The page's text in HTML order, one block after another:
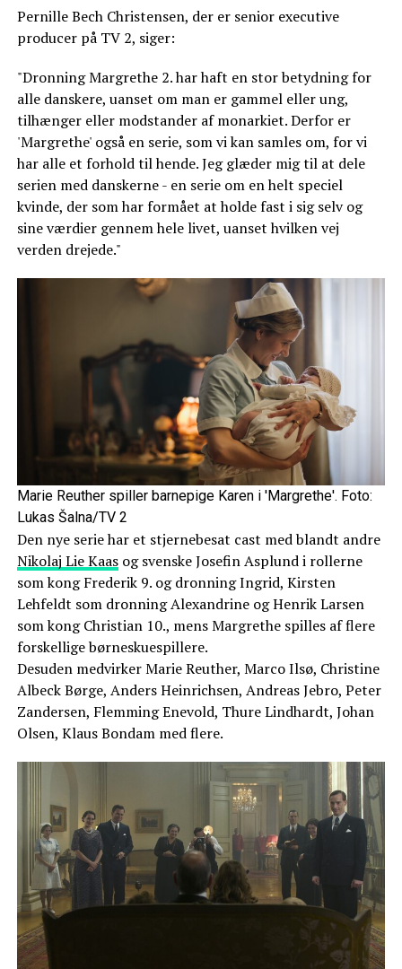
Pernille Bech Christensen, der er senior executive
producer på TV 2, siger:
"Dronning Margrethe 2. har haft en stor betydning for
alle danskere, uanset om man er gammel eller ung,
tilhænger eller modstander af monarkiet. Derfor er
'Margrethe' også en serie, som vi kan samles om, for vi
har alle et forhold til hende. Jeg glæder mig til at dele
serien med danskerne - en serie om en helt speciel
kvinde, der som har formået at holde fast i sig selv og
sine værdier gennem hele livet, uanset hvilken vej
verden drejede."
Marie Reuther spiller barnepige Karen i 'Margrethe'. Foto:
Lukas Šalna/TV 2
Den nye serie har et stjernebesat cast med blandt andre
Nikolaj Lie Kaasog svenske Josefin Asplund i rollerne
som kong Frederik 9. og dronning Ingrid, Kirsten
Lehfeldt som dronning Alexandrine og Henrik Larsen
som kong Christian 10., mens Margrethe spilles af flere
forskellige børneskuespillere.
Desuden medvirker Marie Reuther, Marco Ilsø, Christine
Albeck Børge, Anders Heinrichsen, Andreas Jebro, Peter
Zandersen, Flemming Enevold, Thure Lindhardt, Johan
Olsen, Klaus Bondam med flere.